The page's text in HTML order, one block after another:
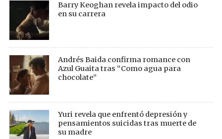
Barry Keoghan revela impacto del odio
en su carrera
Andrés Baida confirma romance con
Azul Guaita tras “Como agua para
chocolate”
Yuri revela que enfrentó depresión y
pensamientos suicidas tras muerte de
su madre